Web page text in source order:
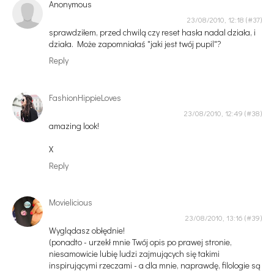
Anonymous
23/08/2010, 12:18
sprawdziłem, przed chwilą czy reset hasła nadal działa, i
działa. Może zapomniałaś "jaki jest twój pupil"?
Reply
FashionHippieLoves
23/08/2010, 12:49
amazing look!
X
Reply
Movielicious
23/08/2010, 13:16
Wyglądasz obłędnie!
(ponadto - urzekł mnie Twój opis po prawej stronie,
niesamowicie lubię ludzi zajmujących się takimi
inspirującymi rzeczami - a dla mnie, naprawdę, filologie są